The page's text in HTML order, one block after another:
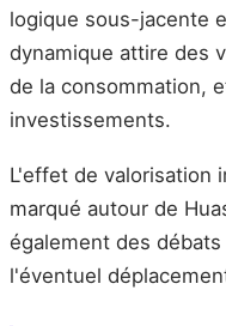
logique sous-jacente
dynamique attire des
de la consommation,
investissements.
L'effet de valorisation
marqué autour de
également des
l'éventuel